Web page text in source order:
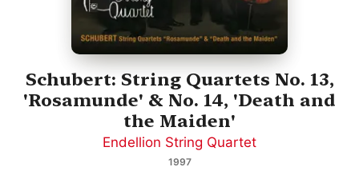
Schubert: String Quartets No. 13,
'Rosamunde' & No. 14, 'Death and
the Maiden'
Endellion String Quartet
1997